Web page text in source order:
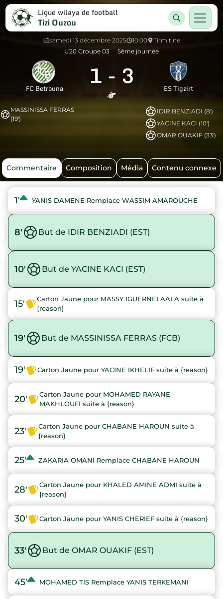
Ligue wilaya de football
Tizi Ouzou
samedi 13 décembre 2025 10:00
Tirmitine
U20 Groupe 03
5ème journée
FC Betrouna 1 - 3 ES Tigzirt
MASSINISSA FERRAS
(19')
IDIR BENZIADI (8')
YACINE KACI (10')
OMAR OUAKIF (33')
Commentaire Composition Média Contenu connexe
1' YANIS DAMENE Remplace WASSIM AMAROUCHE
8' But de IDIR BENZIADI (EST)
10' But de YACINE KACI (EST)
15'
Carton Jaune pour MASSY IGUERNELAALA suite à
{reason}
19' But de MASSINISSA FERRAS (FCB)
19' Carton Jaune pour YACINE IKHELIF suite à {reason}
20'
Carton Jaune pour MOHAMED RAYANE
MAKHLOUFI suite à {reason}
23'
Carton Jaune pour CHABANE HAROUN suite à
{reason}
25' ZAKARIA OMANI Remplace CHABANE HAROUN
28'
Carton Jaune pour KHALED AMINE ADMI suite à
{reason}
30' Carton Jaune pour YANIS CHERIEF suite à {reason}
33' But de OMAR OUAKIF (EST)
45' MOHAMED TIS Remplace YANIS TERKEMANI